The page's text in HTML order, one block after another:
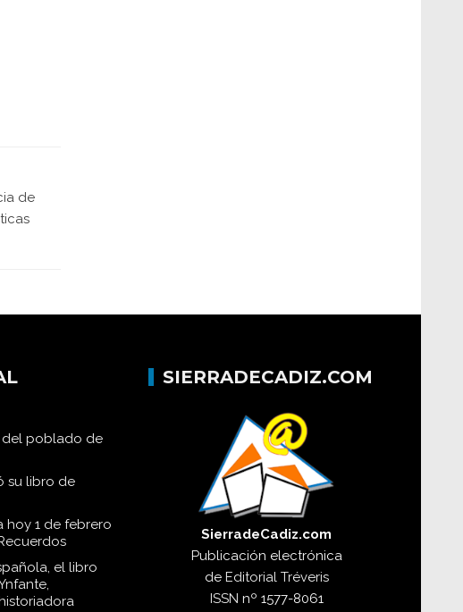
de
del poblado de
su libro de
hoy 1 de febrero
el libro
SIERRADECADIZ.COM
SierradeCadiz.com
Publicación electrónica
de Editorial Tréveris
ISSN nº 1577-8061